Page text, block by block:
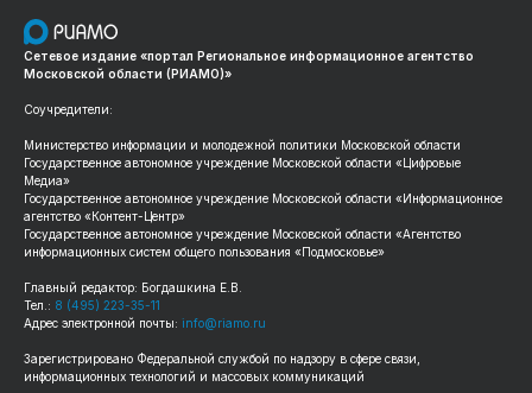
Сетевое издание «портал Региональное информационное агентство
Московской области (РИАМО)»
Соучредители:
Министерство информации и молодежной политики Московской области
Государственное автономное учреждение Московской области «Цифровые
Медиа»
Государственное автономное учреждение Московской области «Информационное
агентство «Контент-Центр»
Государственное автономное учреждение Московской области «Агентство
информационных систем общего пользования «Подмосковье»
Главный редактор: Богдашкина Е.В.
Тел.: 8 (495) 223-35-11
Адрес электронной почты: info@riamo.ru
Зарегистрировано Федеральной службой по надзору в сфере связи,
информационных технологий и массовых коммуникаций